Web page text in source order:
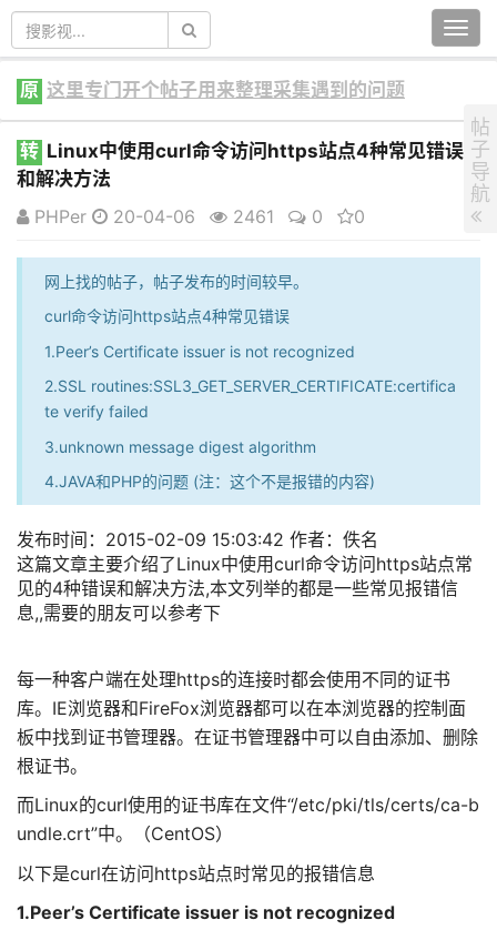
原 这里专门开个帖子用来整理采集遇到的问题
转 Linux中使用curl命令访问https站点4种常见错误
和解决方法
PHPer
20-04-06 2461 0 0
网上找的帖子，帖子发布的时间较早。
curl命令访问https站点4种常见错误
1.Peer’s Certificate issuer is not recognized
2.SSL routines:SSL3_GET_SERVER_CERTIFICATE:certifica
te verify failed
3.unknown message digest algorithm
4.JAVA和PHP的问题 (注：这个不是报错的内容)
发布时间：2015-02-09 15:03:42 作者：佚名
这篇文章主要介绍了Linux中使用curl命令访问https站点常
见的4种错误和解决方法,本文列举的都是一些常见报错信
息,,需要的朋友可以参考下
每一种客户端在处理https的连接时都会使用不同的证书
库。IE浏览器和FireFox浏览器都可以在本浏览器的控制面
板中找到证书管理器。在证书管理器中可以自由添加、删除
根证书。
而Linux的curl使用的证书库在文件“/etc/pki/tls/certs/ca-b
undle.crt”中。（CentOS）
以下是curl在访问https站点时常见的报错信息
1.Peer’s Certificate issuer is not recognized
帖
子
导
航